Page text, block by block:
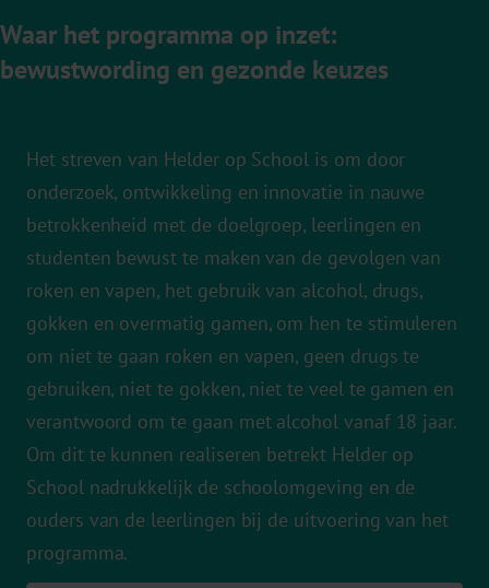
Waar het programma op inzet:
bewustwording en gezonde keuzes
Het streven van Helder op School is om door
onderzoek, ontwikkeling en innovatie in nauwe
betrokkenheid met de doelgroep, leerlingen en
studenten bewust te maken van de gevolgen van
roken en vapen, het gebruik van alcohol, drugs,
gokken en overmatig gamen, om hen te stimuleren
om niet te gaan roken en vapen, geen drugs te
gebruiken, niet te gokken, niet te veel te gamen en
verantwoord om te gaan met alcohol vanaf 18 jaar.
Om dit te kunnen realiseren betrekt Helder op
School nadrukkelijk de schoolomgeving en de
ouders van de leerlingen bij de uitvoering van het
programma.